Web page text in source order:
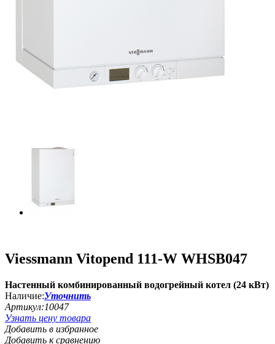
Viessmann Vitopend 111-W WHSB047
Настенный комбинированный водогрейный котел (24 кВт)
Наличие:Уточнить
Артикул:10047
Узнать цену товара
Добавить в избранное
Добавить к сравнению